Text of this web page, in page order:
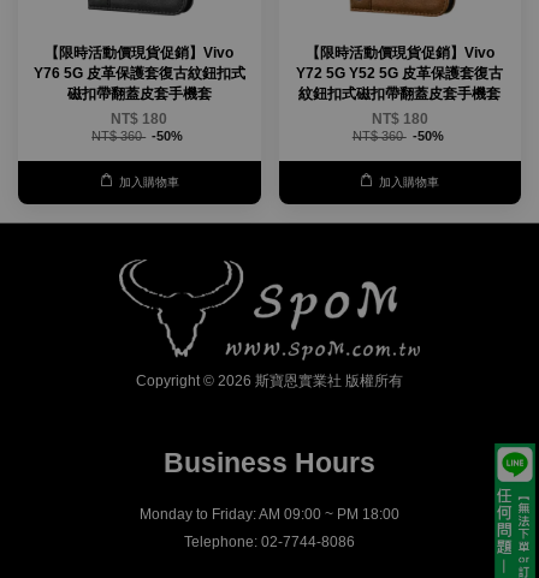
【限時活動價現貨促銷】Vivo
Y76 5G 皮革保護套復古紋鈕扣式
磁扣帶翻蓋皮套手機套
NT$ 180
NT$ 360 -50%
加入購物車
【限時活動價現貨促銷】Vivo
Y72 5G Y52 5G 皮革保護套復古
紋鈕扣式磁扣帶翻蓋皮套手機套
NT$ 180
NT$ 360 -50%
加入購物車
Copyright © 2026 斯寶恩實業社 版權所有
Business Hours
Monday to Friday: AM 09:00 ~ PM 18:00
Telephone: 02-7744-8086